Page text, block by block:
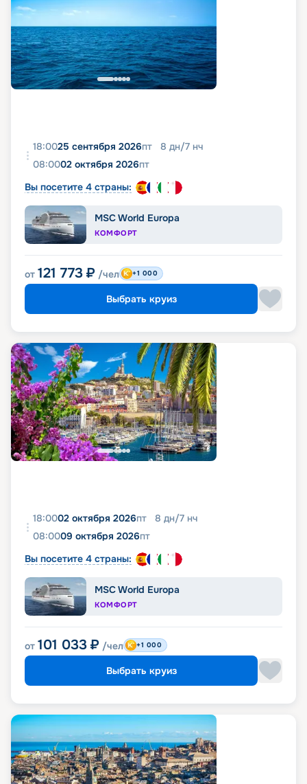
18:0025 сентября 2026пт 8 дн/7 нч
08:0002 октября 2026пт
Вы посетите 4 страны:
MSC World Europa
КОМФОРТ
от 121 773 ₽ /чел +1 000
Выбрать круиз
18:0002 октября 2026пт 8 дн/7 нч
08:0009 октября 2026пт
Вы посетите 4 страны:
MSC World Europa
КОМФОРТ
от 101 033 ₽ /чел +1 000
Выбрать круиз